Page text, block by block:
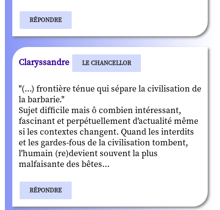
RÉPONDRE
Claryssandre LE CHANCELLOR
"(...) frontière ténue qui sépare la civilisation de
la barbarie."
Sujet difficile mais ô combien intéressant,
fascinant et perpétuellement d'actualité même
si les contextes changent. Quand les interdits
et les gardes-fous de la civilisation tombent,
l'humain (re)devient souvent la plus
malfaisante des bêtes...
RÉPONDRE